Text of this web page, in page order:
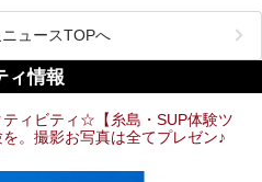
など、心ゆくまで楽しむためのサービス
くみられます。
にこだわった、福岡県内のオススメ温
件紹介したいと思います！
ュースTOPへ
ィ情報
ィビティ☆【糸島・SUP体験ツ
。撮影お写真は全てプレゼン♪